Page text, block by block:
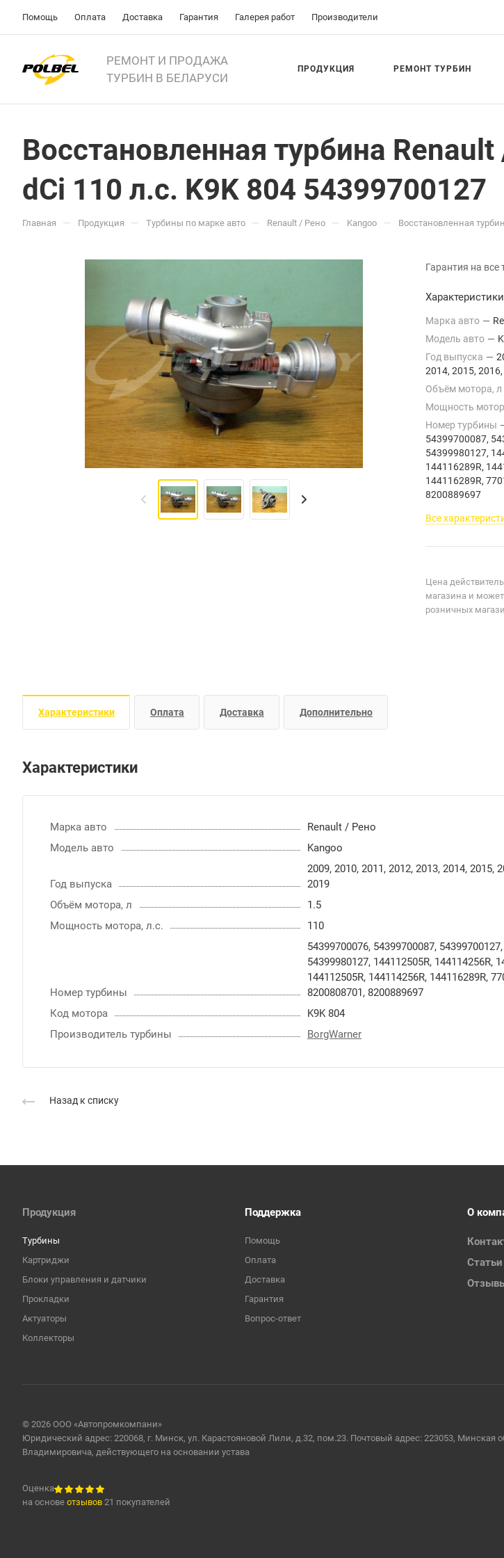
Помощь Оплата Доставка Гарантия Галерея работ Производители
РЕМОНТ И ПРОДАЖА
ТУРБИН В БЕЛАРУСИ
ПРОДУКЦИЯ РЕМОНТ ТУРБИН
Восстановленная турбина
dCi 110 л.с. K9K 804 54399700127
Главная — Продукция — Турбины по марке авто — Renault / Рено — Kangoo — Восстановленная
Гарантия на все
Характеристики
Марка авто —
Модель авто —
Год выпуска —
2014, 2015,
Объём мотора, л
Мощность
Номер турбины
54399700087,
54399980127,
144116289R,
144116289R,
8200889697
Все
Цена
магазина и может
розничных
Характеристики Оплата Доставка Дополнительно
Характеристики
Марка авто
Renault / Рено
Модель авто
Kangoo
Год выпуска
2009, 2010, 2011, 2012, 2013, 2014, 2015,
2019
Объём мотора, л
1.5
Мощность мотора, л.с.
110
Номер турбины
54399700076, 54399700087,
54399980127, 144112505R, 144114256R,
144112505R, 144114256R, 144116289R,
8200808701, 8200889697
Код мотора
K9K 804
Производитель турбины
BorgWarner
Назад к списку
Продукция
Турбины
Картриджи
Блоки управления и датчики
Прокладки
Актуаторы
Коллекторы
Поддержка
Помощь
Оплата
Доставка
Гарантия
Вопрос-ответ
О
Статьи
© 2026 ООО «Автопромкомпани»
Юридический адрес: 220068, г. Минск, ул. Карастояновой Лили, д.32, пом.23. Почтовый адрес: 223053,
Владимировича, действующего на основании устава
Оценка
на основе отзывов 21 покупателей